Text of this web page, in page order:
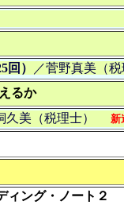
）
／菅野真美（
るか
久美（税理士） 新
ング・ノート２